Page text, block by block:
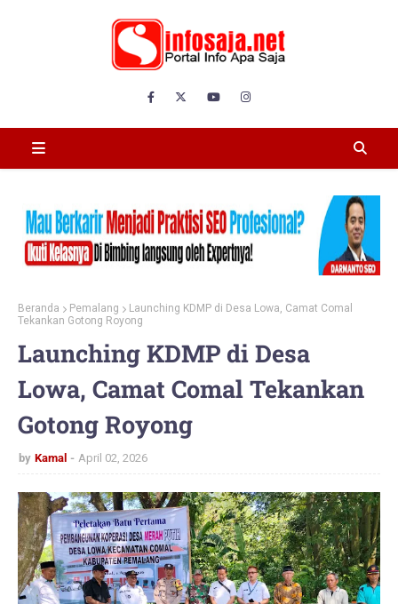
Beranda Pemalang
Launching KDMP di Desa Lowa, Camat Comal
Tekankan Gotong Royong
Launching KDMP di Desa
Lowa, Camat Comal Tekankan
Gotong Royong
by Kamal April 02, 2026